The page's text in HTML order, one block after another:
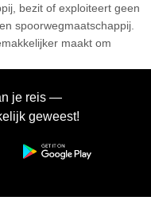
bezit of exploiteert geen
spoorwegmaatschappij.
maakt om
je reis —
geweest!